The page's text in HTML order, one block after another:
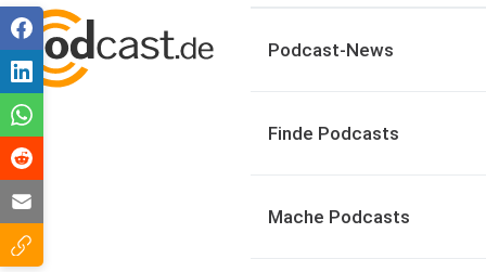
Podcast-News
Finde Podcasts
Mache Podcasts